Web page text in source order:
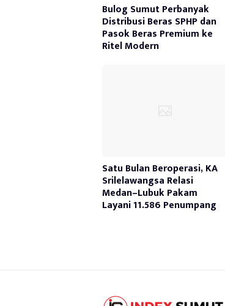
Bulog Sumut Perbanyak
Distribusi Beras SPHP dan
Pasok Beras Premium ke
Ritel Modern
Satu Bulan Beroperasi, KA
Srilelawangsa Relasi
Medan–Lubuk Pakam
Layani 11.586 Penumpang